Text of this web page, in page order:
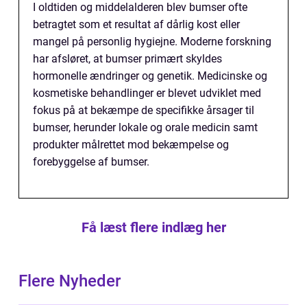
I oldtiden og middelalderen blev bumser ofte
betragtet som et resultat af dårlig kost eller
mangel på personlig hygiejne. Moderne forskning
har afsløret, at bumser primært skyldes
hormonelle ændringer og genetik. Medicinske og
kosmetiske behandlinger er blevet udviklet med
fokus på at bekæmpe de specifikke årsager til
bumser, herunder lokale og orale medicin samt
produkter målrettet mod bekæmpelse og
forebyggelse af bumser.
Få læst flere indlæg her
Flere Nyheder